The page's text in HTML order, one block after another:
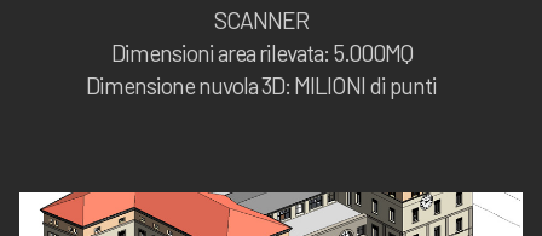
SCANNER
Dimensioni area rilevata: 5.000MQ
Dimensione nuvola 3D: MILIONI di punti